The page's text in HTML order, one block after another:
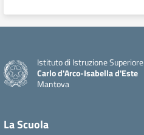
Istituto di Istruzione Superiore
Carlo d'Arco-Isabella d'Este
Mantova
La Scuola